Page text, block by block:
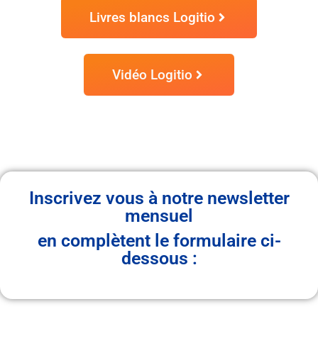
Livres blancs Logitio
Vidéo Logitio
Inscrivez vous à notre newsletter
mensuel
en complètent le formulaire ci-
dessous :